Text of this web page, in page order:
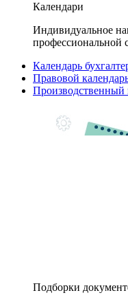
Календари
Индивидуальное
профессиональной
Календарь
Правовой
Производственный
Подборки